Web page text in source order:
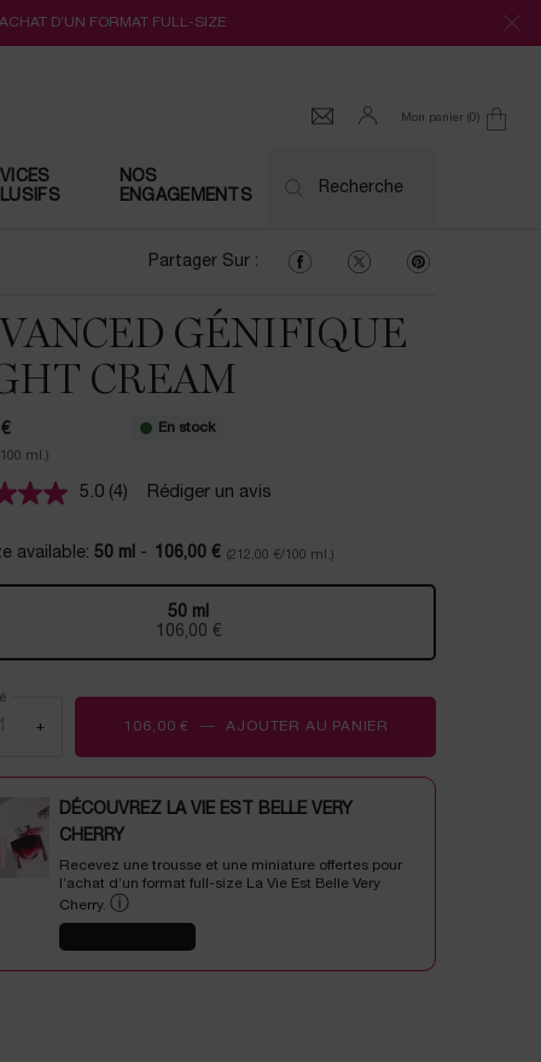
D’UN FORMAT FULL-SIZE
Mon panier 0
0 produit
NOS
ENGAGEMENTS
Recherche
Partager Sur : Partager Sur : Facebook
Partager Sur : Twitter
Partager Sur :
GÉNIFIQUE
CREAM
ml.)
En stock
5.0
Lire
avis.
Lien
(4) Rédiger un avis
available: 50 ml - 106,00 € (212,00 €/100 ml.)
Selected
50 ml
106,00 €
, 1 of 1
+ 106,00 € ― AJOUTER AU PANIER
DÉCOUVREZ LA VIE EST BELLE VERY
CHERRY
Recevez une trousse et une miniature offertes pour
l’achat d’un format full-size La Vie Est Belle Very
Cherry. ⓘ